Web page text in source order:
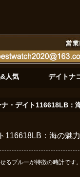
人気 デイトナ
・デイト116618LB：
116618LB：海の魅
るブルーが特徴の時計です